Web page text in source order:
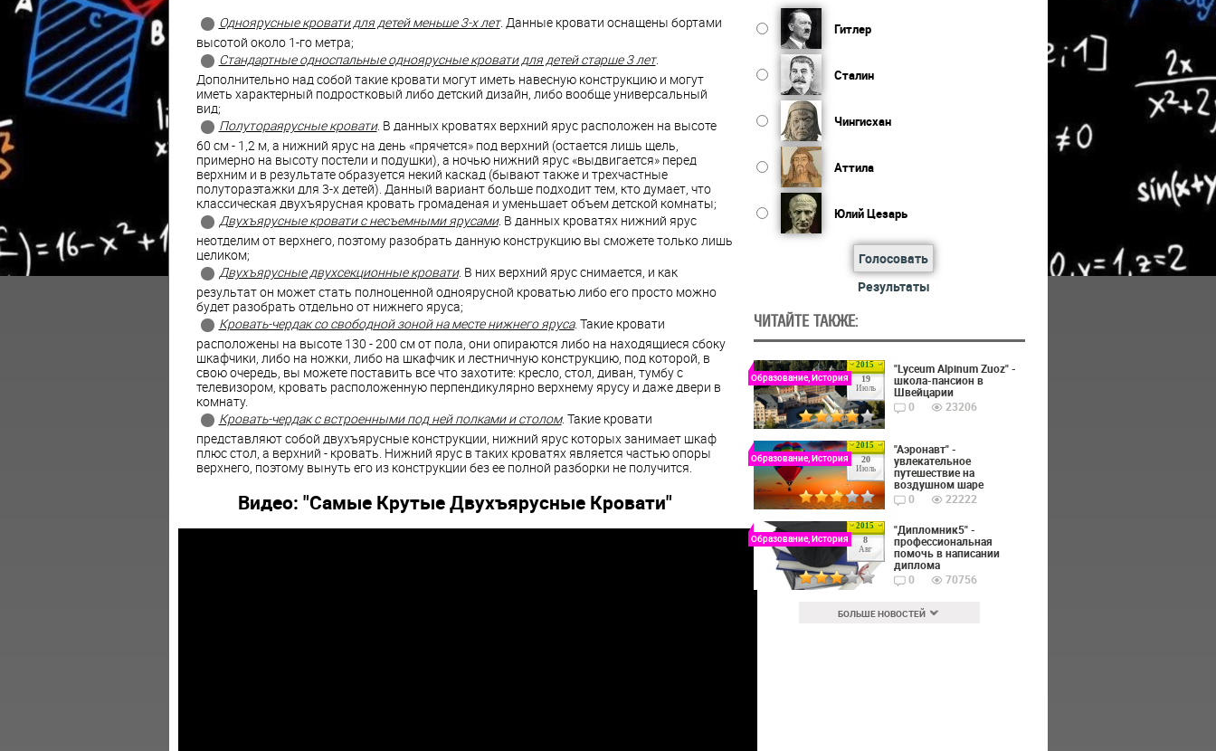
Одноярусные кровати для детей меньше 3-х лет. Данные кровати оснащены бортами
высотой около 1-го метра;
Стандартные односпальные одноярусные кровати для детей старше 3 лет.
Дополнительно над собой такие кровати могут иметь навесную конструкцию и могут
иметь характерный подростковый либо детский дизайн, либо вообще универсальный
вид;
Полутораярусные кровати. В данных кроватях верхний ярус расположен на высоте
60 см - 1,2 м, а нижний ярус на день «прячется» под верхний (остается лишь щель,
примерно на высоту постели и подушки), а ночью нижний ярус «выдвигается» перед
верхним и в результате образуется некий каскад (бывают также и трехчастные
полутораэтажки для 3-х детей). Данный вариант больше подходит тем, кто думает, что
классическая двухъярусная кровать громаденая и уменьшает объем детской комнаты;
Двухъярусные кровати с несъемными ярусами. В данных кроватях нижний ярус
неотделим от верхнего, поэтому разобрать данную конструкцию вы сможете только лишь
целиком;
Двухъярусные двухсекционные кровати. В них верхний ярус снимается, и как
результат он может стать полноценной одноярусной кроватью либо его просто можно
будет разобрать отдельно от нижнего яруса;
Кровать-чердак со свободной зоной на месте нижнего яруса. Такие кровати
расположены на высоте 130 - 200 см от пола, они опираются либо на находящиеся сбоку
шкафчики, либо на ножки, либо на шкафчик и лестничную конструкцию, под которой, в
свою очередь, вы можете поставить все что захотите: кресло, стол, диван, тумбу с
телевизором, кровать расположенную перпендикулярно верхнему ярусу и даже двери в
комнату.
Кровать-чердак с встроенными под ней полками и столом. Такие кровати
представляют собой двухъярусные конструкции, нижний ярус которых занимает шкаф
плюс стол, а верхний - кровать. Нижний ярус в таких кроватях является частью опоры
верхнего, поэтому вынуть его из конструкции без ее полной разборки не получится.
Видео: "Самые Крутые Двухъярусные Кровати"
Гитлер
Сталин
Чингисхан
Аттила
Юлий Цезарь
Голосовать
Результаты
ЧИТАЙТЕ ТАКЖЕ:
2015
19
Июль
Образование, История
"Lyceum Alpinum Zuoz" -
школа-пансион в
Швейцарии
0
23206
2015
20
Июль
Образование, История
"Аэронавт" -
увлекательное
путешествие на
воздушном шаре
0
22222
2015
8
Авг
Образование, История
"Дипломник5" -
профессиональная
помочь в написании
диплома
0
70756
БОЛЬШЕ НОВОСТЕЙ